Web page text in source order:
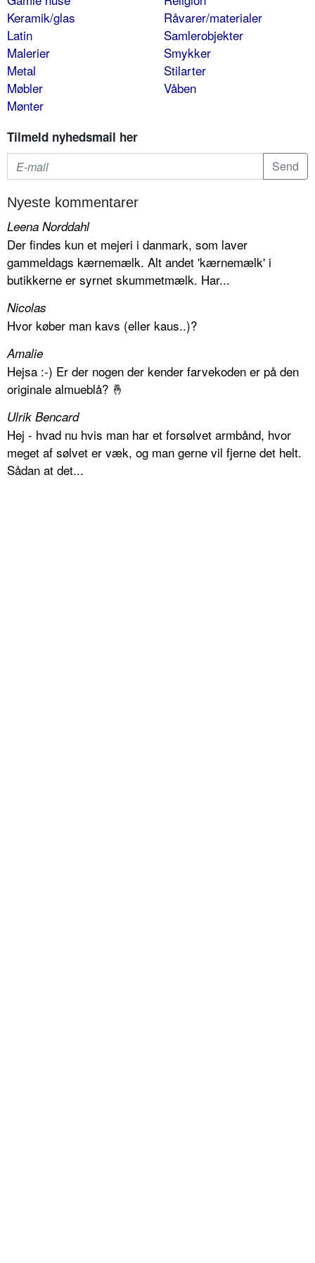
Keramik/glas
Latin
Malerier
Metal
Møbler
Mønter
Råvarer/materialer
Samlerobjekter
Smykker
Stilarter
Våben
Tilmeld nyhedsmail her
Nyeste kommentarer
Leena Norddahl
Der findes kun et mejeri i danmark, som laver
gammeldags kærnemælk. Alt andet 'kærnemælk' i
butikkerne er syrnet skummetmælk. Har...
Nicolas
Hvor køber man kavs (eller kaus..)?
Amalie
Hejsa :-) Er der nogen der kender farvekoden er på den
originale almueblå? 🤞
Ulrik Bencard
Hej - hvad nu hvis man har et forsølvet armbånd, hvor
meget af sølvet er væk, og man gerne vil fjerne det helt.
Sådan at det...